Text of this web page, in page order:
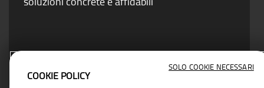
COOKIE POLICY
SOLO COOKIE NECESSARI